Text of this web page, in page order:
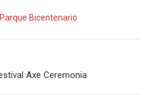
Parque Bicentenario
Axe Ceremonia